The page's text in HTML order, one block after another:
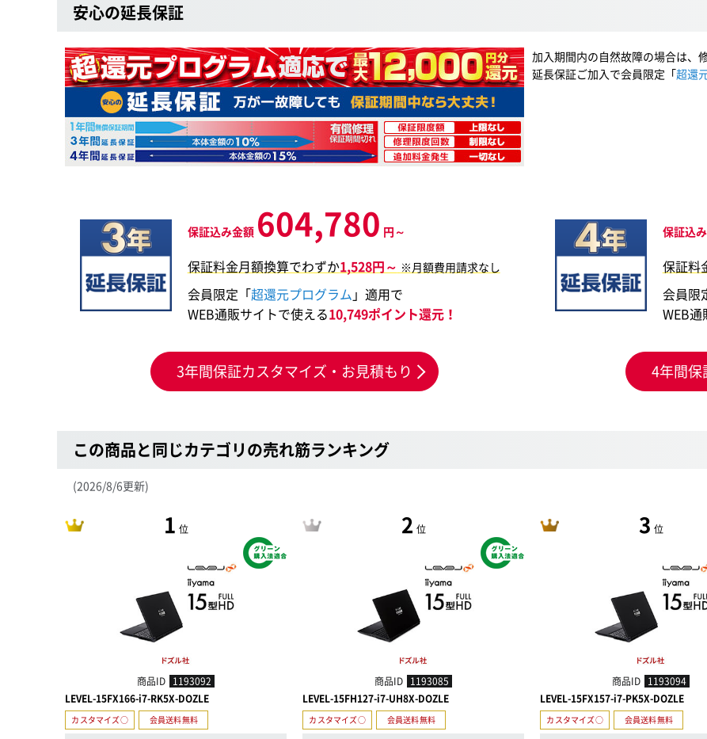
安心の延長保証
加入期間内の自然故障の場合は、
延長保証ご加入で会員限定「超還
保証込み金額 604,780 円～
保証料金月額換算でわずか1,528円～ ※月額費用請求なし
会員限定「超還元プログラム 」適用で
WEB通販サイトで使える10,749ポイント還元！
3年間保証カスタマイズ・お見積もり
保証込
保証料
会員限
WEB
4年間保
この商品と同じカテゴリの売れ筋ランキング
(2026/8/6更新)
1 位
商品ID 1193092
LEVEL-15FX166-i7-RK5X-DOZLE
カスタマイズ○ 会員送料無料
2 位
商品ID 1193085
LEVEL-15FH127-i7-UH8X-DOZLE
カスタマイズ○ 会員送料無料
3 位
商品ID 1193094
LEVEL-15FX157-i7-PK5X-DOZLE
カスタマイズ○ 会員送料無料